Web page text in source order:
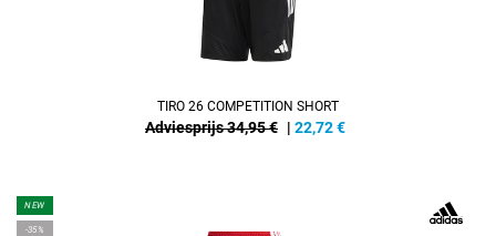
TIRO 26 COMPETITION SHORT
Adviesprijs 34,95 € | 22,72€
NEW
-35%